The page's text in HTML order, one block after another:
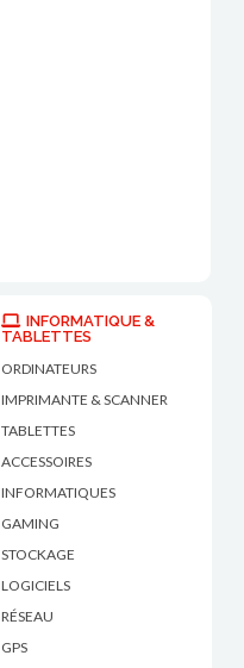
INFORMATIQUE &
TABLETTES
ORDINATEURS
IMPRIMANTE & SCANNER
TABLETTES
ACCESSOIRES
INFORMATIQUES
GAMING
STOCKAGE
LOGICIELS
RÉSEAU
GPS